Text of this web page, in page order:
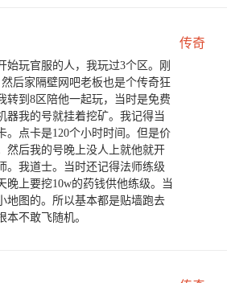
传奇
始玩官服的人，我玩过3个区。刚
后家隔壁网吧老板也是个传奇狂
转到8区陪他一起玩，当时是免费
器我的号就挂着挖矿。我记得当
。点卡是120个小时时间。但是价
然后我的号晚上没人上就他就开
。我道士。当时还记得法师练级
晚上要挖10w的药钱供他练级。当
地图的。所以基本都是贴墙跑去
本不敢飞随机。